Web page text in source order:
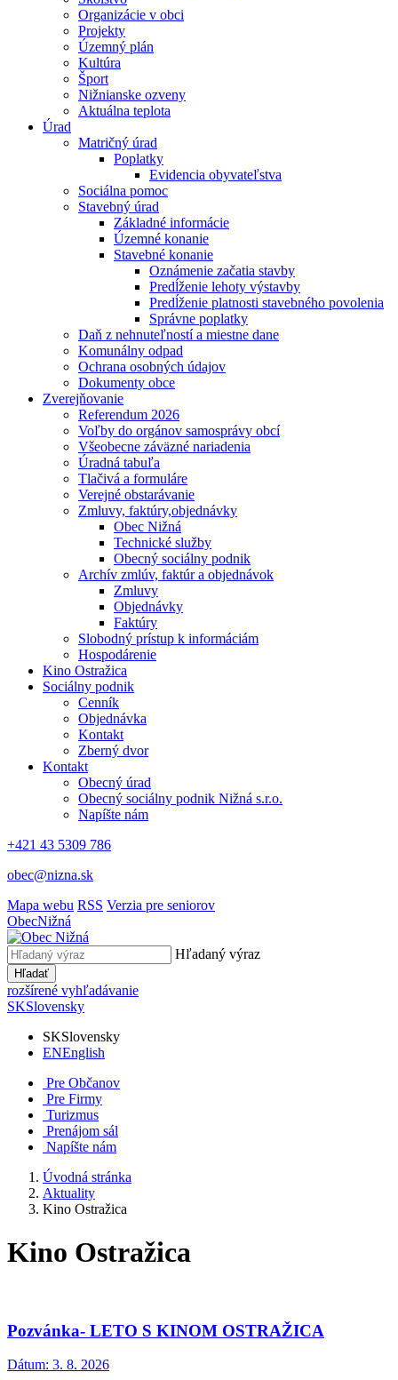
Organizácie v obci
Projekty
Územný plán
Kultúra
Šport
Nižnianske ozveny
Aktuálna teplota
Úrad
Matričný úrad
Poplatky
Evidencia obyvateľstva
Sociálna pomoc
Stavebný úrad
Základné informácie
Územné konanie
Stavebné konanie
Oznámenie začatia stavby
Predĺženie lehoty výstavby
Predĺženie platnosti stavebného povolenia
Správne poplatky
Daň z nehnuteľností a miestne dane
Komunálny odpad
Ochrana osobných údajov
Dokumenty obce
Zverejňovanie
Referendum 2026
Voľby do orgánov samosprávy obcí
Všeobecne záväzné nariadenia
Úradná tabuľa
Tlačivá a formuláre
Verejné obstarávanie
Zmluvy, faktúry,objednávky
Obec Nižná
Technické služby
Obecný sociálny podnik
Archív zmlúv, faktúr a objednávok
Zmluvy
Objednávky
Faktúry
Slobodný prístup k informáciám
Hospodárenie
Kino Ostražica
Sociálny podnik
Cenník
Objednávka
Kontakt
Zberný dvor
Kontakt
Obecný úrad
Obecný sociálny podnik Nižná s.r.o.
Napíšte nám
+421 43 5309 786
obec@nizna.sk
Mapa webu RSS Verzia pre seniorov
ObecNižná
Hľadaný výraz
Hľadať
rozšírené vyhľadávanie
SKSlovensky
SKSlovensky
ENEnglish
Pre Občanov
Pre Firmy
Turizmus
Prenájom sál
Napíšte nám
Úvodná stránka
Aktuality
Kino Ostražica
Kino Ostražica
Pozvánka- LETO S KINOM OSTRAŽICA
Dátum: 3. 8. 2026